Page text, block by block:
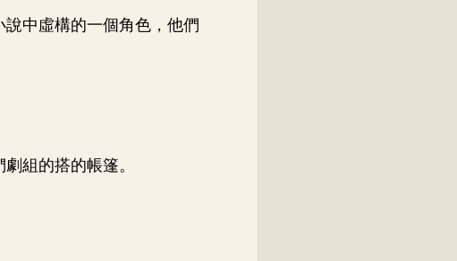
中虛構的一個角色，他們
組的搭的帳篷。